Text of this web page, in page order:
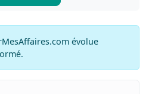
évolue